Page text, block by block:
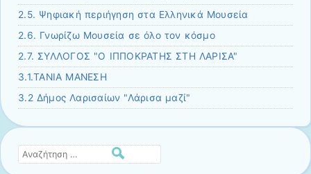
2.5. Ψηφιακή περιήγηση στα Ελληνικά Μουσεία
2.6. Γνωρίζω Μουσεία σε όλο τον κόσμο
2.7. ΣΥΛΛΟΓΟΣ "Ο ΙΠΠΟΚΡΑΤΗΣ ΣΤΗ ΛΑΡΙΣΑ"
3.1.TANIA MANΕΣΗ
3.2 Δήμος Λαρισαίων "Λάρισα μαζί"
Αναζήτηση